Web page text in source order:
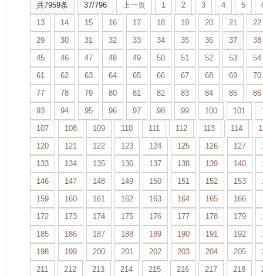
共7959条 37/796 上一页 1 2 3 4 5
13
14 15 16 17 18 19 20 21
22
29
30 31 32 33 34 35 36 37
38
45
46 47 48 49 50 51 52 53
54
61
62 63 64 65 66 67 68 69
70
77
78 79 80 81 82 83 84 85
86
93
94 95 96 97 98 99 100 101
107
108 109 110 111 112 113 114
120
121 122 123 124 125 126 127
133
134 135 136 137 138 139 140
146
147 148 149 150 151 152 153
159
160 161 162 163 164 165 166
172
173 174 175 176 177 178 179
185
186 187 188 189 190 191 192
198
199 200 201 202 203 204 205
211
212 213 214 215 216 217 218